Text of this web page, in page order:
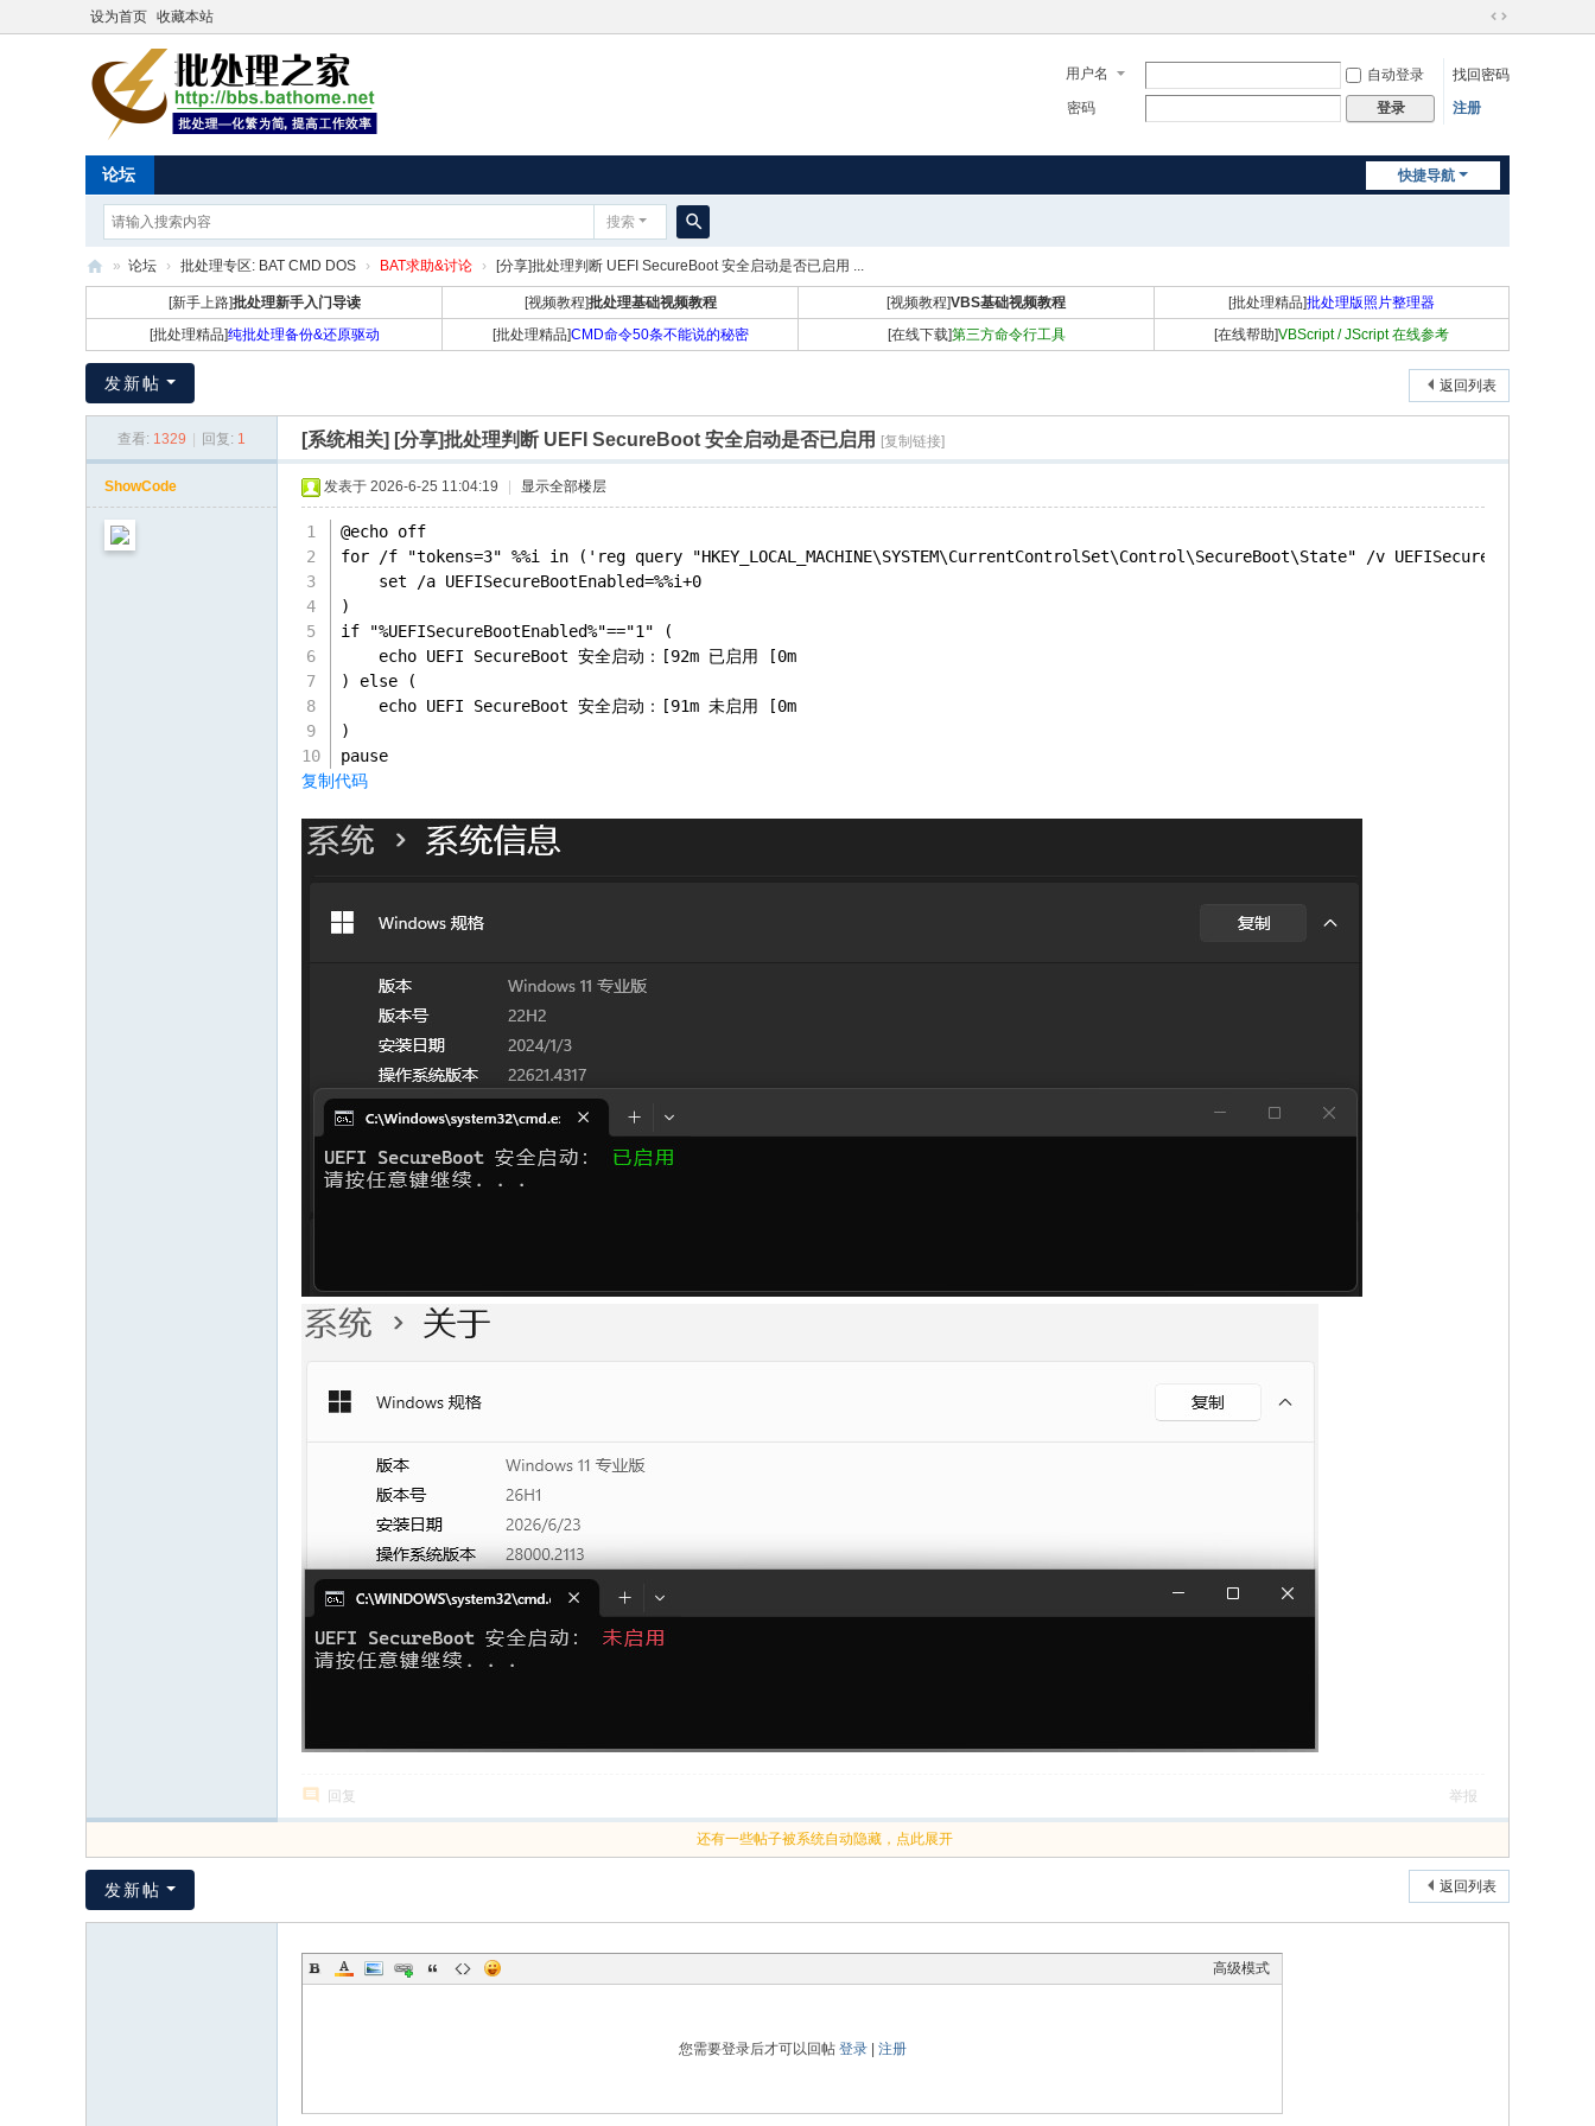
设为首页 收藏本站
切
到
用户名 自动登录
找回密码
密码
登录 注册
快捷导航
论坛
搜索
搜
索
理
之
» 论坛 › 批处理专区: BAT CMD DOS › BAT求助&讨论 › [分享]批处理判断 UEFI SecureBoot 安全启动是否已启用 ...
[新手上路]批处理新手入门导读 [视频教程]批处理基础视频教程 [视频教程]VBS基础视频教程 [批处理精品]批处理版照片整理器
[批处理精品]纯批处理备份&还原驱动 [批处理精品]CMD命令50条不能说的秘密 [在线下载]第三方命令行工具 [在线帮助]VBScript / JScript 在线参考
返回列表
发新帖
查看: 1329 回复: 1 [系统相关] [分享]批处理判断 UEFI SecureBoot 安全启动是否已启用 [复制链接]
ShowCode 发表于 2026-6-25 11:04:19 显示全部楼层
@echo off
for /f "tokens=3" %%i in ('reg query "HKEY_LOCAL_MACHINE\SYSTEM\CurrentControlSet\Control\SecureBoot\State" /v
    set /a UEFISecureBootEnabled=%%i+0
)
if "%UEFISecureBootEnabled%"=="1" (
    echo UEFI SecureBoot 安全启动：[92m 已启用 [0m
) else (
    echo UEFI SecureBoot 安全启动：[91m 未启用 [0m
)
pause
复制代码
回复 举报
还有一些帖子被系统自动隐藏，点此展开
返回列表
发新帖
高级模式
您需要登录后才可以回帖 登录| 注册